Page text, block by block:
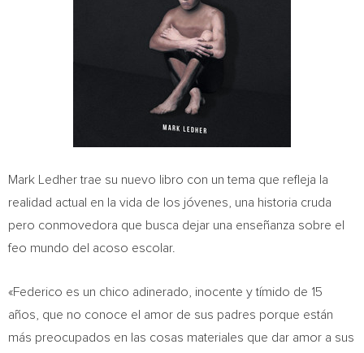
Mark Ledher trae su nuevo libro con un tema que refleja la
realidad actual en la vida de los jóvenes, una historia cruda
pero conmovedora que busca dejar una enseñanza sobre el
feo mundo del acoso escolar.
«Federico es un chico adinerado, inocente y tímido de 15
años, que no conoce el amor de sus padres porque están
más preocupados en las cosas materiales que dar amor a sus